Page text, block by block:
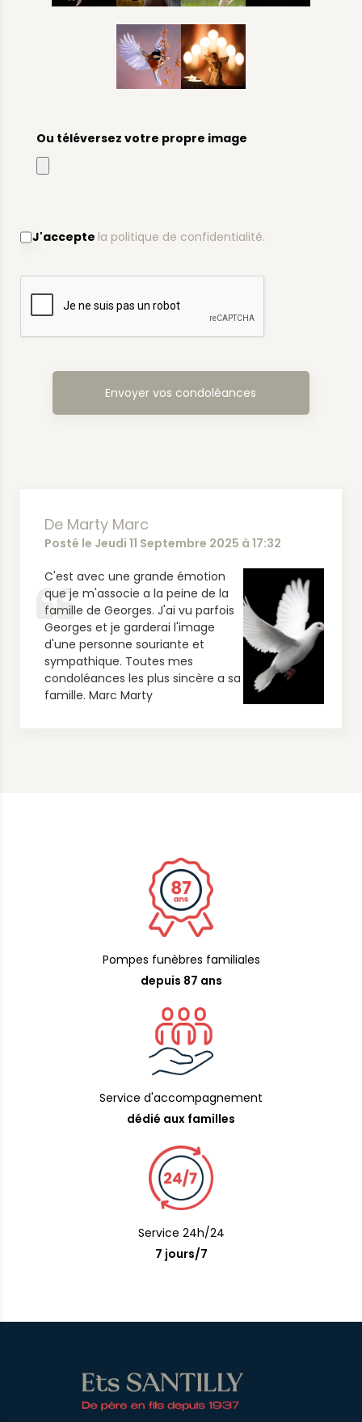
Ou téléversez votre propre image
J'accepte la politique de confidentialité.
De Marty Marc
Posté le Jeudi 11 Septembre 2025 à 17:32
C'est avec une grande émotion
que je m'associe a la peine de la
famille de Georges. J'ai vu parfois
Georges et je garderai l'image
d'une personne souriante et
sympathique. Toutes mes
condoléances les plus sincère a sa
famille. Marc Marty
Pompes funèbres familiales
depuis 87 ans
Service d'accompagnement
dédié aux familles
Service 24h/24
7 jours/7